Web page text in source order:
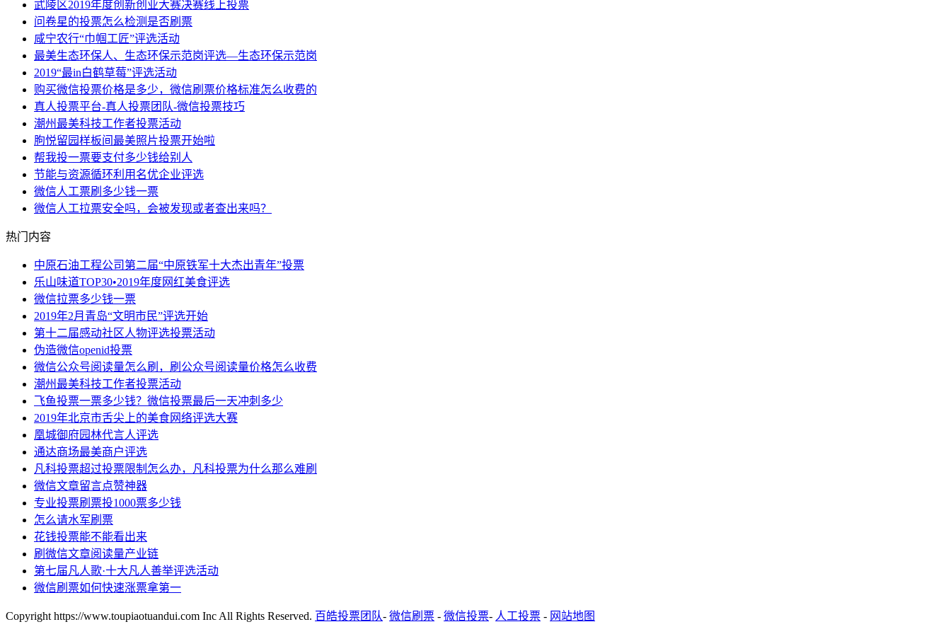
武陵区2019年度创新创业大赛决赛线上投票
问卷星的投票怎么检测是否刷票
咸宁农行“巾帼工匠”评选活动
最美生态环保人、生态环保示范岗评选—生态环保示范岗
2019“最in白鹤草莓”评选活动
购买微信投票价格是多少，微信刷票价格标准怎么收费的
真人投票平台-真人投票团队-微信投票技巧
潮州最美科技工作者投票活动
朐悦留园样板间最美照片投票开始啦
帮我投一票要支付多少钱给别人
节能与资源循环利用名优企业评选
微信人工票刷多少钱一票
微信人工拉票安全吗，会被发现或者查出来吗？
热门内容
中原石油工程公司第二届“中原铁军十大杰出青年”投票
乐山味道TOP30•2019年度网红美食评选
微信拉票多少钱一票
2019年2月青岛“文明市民”评选开始
第十二届感动社区人物评选投票活动
伪造微信openid投票
微信公众号阅读量怎么刷，刷公众号阅读量价格怎么收费
潮州最美科技工作者投票活动
飞鱼投票一票多少钱？微信投票最后一天冲刺多少
2019年北京市舌尖上的美食网络评选大赛
凰城御府园林代言人评选
通达商场最美商户评选
凡科投票超过投票限制怎么办，凡科投票为什么那么难刷
微信文章留言点赞神器
专业投票刷票投1000票多少钱
怎么请水军刷票
花钱投票能不能看出来
刷微信文章阅读量产业链
第七届凡人歌·十大凡人善举评选活动
微信刷票如何快速涨票拿第一
Copyright https://www.toupiaotuandui.com Inc All Rights Reserved. 百皓投票团队- 微信刷票 - 微信投票- 人工投票 - 网站地图